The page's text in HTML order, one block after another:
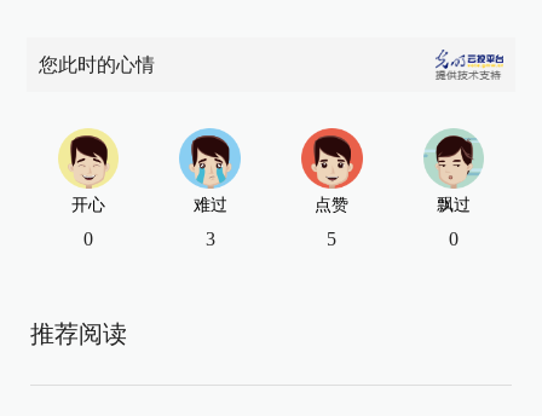
您此时的心情
开心
0
难过
3
点赞
5
飘过
0
推荐阅读